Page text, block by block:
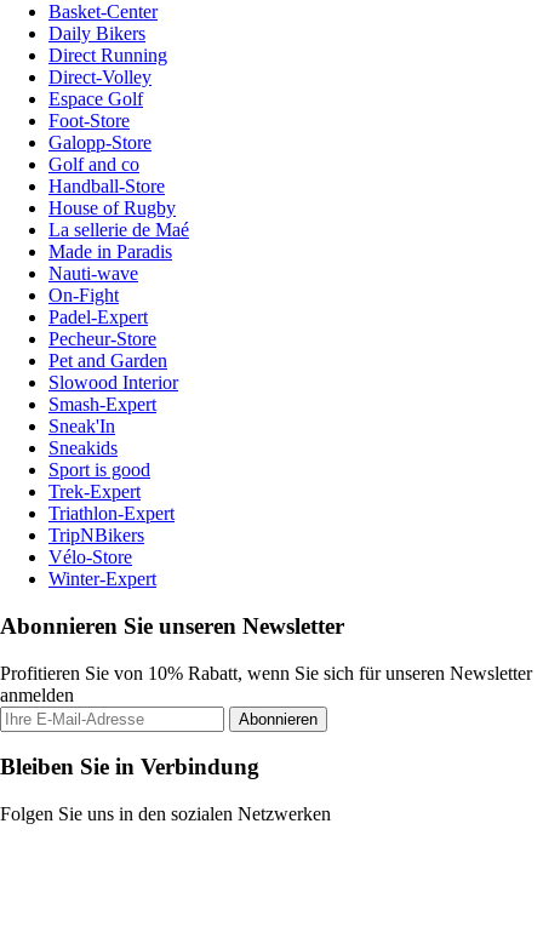
Basket-Center
Daily Bikers
Direct Running
Direct-Volley
Espace Golf
Foot-Store
Galopp-Store
Golf and co
Handball-Store
House of Rugby
La sellerie de Maé
Made in Paradis
Nauti-wave
On-Fight
Padel-Expert
Pecheur-Store
Pet and Garden
Slowood Interior
Smash-Expert
Sneak'In
Sneakids
Sport is good
Trek-Expert
Triathlon-Expert
TripNBikers
Vélo-Store
Winter-Expert
Abonnieren Sie unseren Newsletter
Profitieren Sie von 10% Rabatt, wenn Sie sich für unseren Newsletter
anmelden
Abonnieren
Bleiben Sie in Verbindung
Folgen Sie uns in den sozialen Netzwerken